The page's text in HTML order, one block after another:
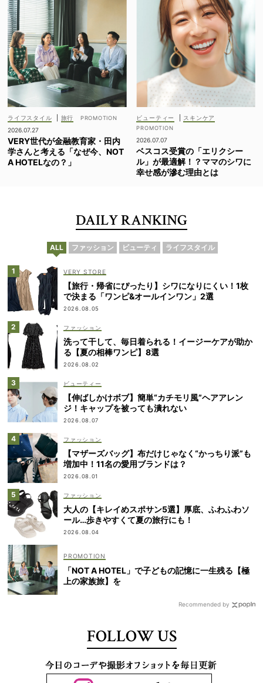
ライフスタイル
旅行
2026.07.27
VERY世代が金融教育家・田内
学さんと考える「なぜ今、NOT
A HOTELなの？」
ビューティー スキンケア
2026.07.07
ベスコス受賞の「エリクシー
ル」が最適解！？ママのシワに
幸せ感が滲む理由とは
DAILY RANKING
ALL ファッション ビューティ ライフスタイル
VERY STORE
【旅行・帰省にぴったり】シワになりにくい！1枚
で決まる「ワンピ&オールインワン」2選
2026.08.05
ファッション
洗って干して、毎日着られる！イージーケアが助か
る【夏の相棒ワンピ】8選
2026.08.02
ビューティー
【伸ばしかけボブ】簡単“カチモリ風”ヘアアレン
ジ！キャップを被っても潰れない
2026.08.07
ファッション
【マザーズバッグ】布だけじゃなく“かっちり派”も
増加中！11名の愛用ブランドは？
2026.08.01
ファッション
大人の【キレイめスポサン5選】厚底、ふわふわソ
ール…歩きやすくて夏の旅行にも！
2026.08.04
「NOT A HOTEL」で子どもの記憶に一生残る【極
上の家族旅】を
Recommended by
FOLLOW US